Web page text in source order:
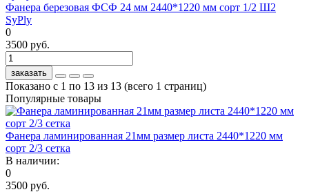
Фанера березовая ФСФ 24 мм 2440*1220 мм сорт 1/2 Ш2
SyPly
0
3500 руб.
заказать
Показано с 1 по 13 из 13 (всего 1 страниц)
Популярные товары
Фанера ламинированная 21мм размер листа 2440*1220 мм
сорт 2/3 сетка
В наличии:
0
3500 руб.